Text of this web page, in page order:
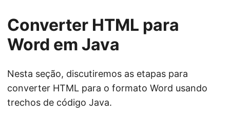
Converter HTML para
Word em Java
Nesta seção, discutiremos as etapas para
converter HTML para o formato Word usando
trechos de código Java.